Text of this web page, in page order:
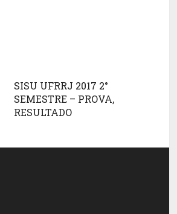
SISU UFRRJ 2017 2°
SEMESTRE – PROVA,
RESULTADO